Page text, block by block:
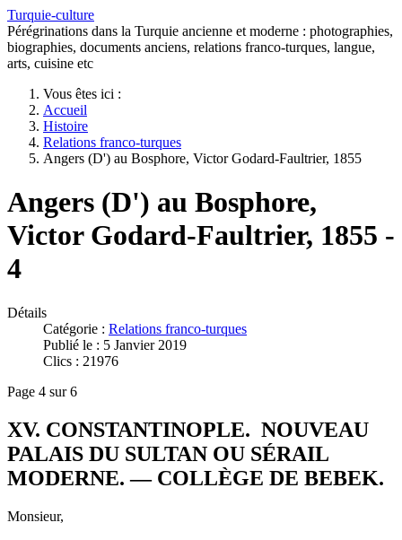
Turquie-culture
Pérégrinations dans la Turquie ancienne et moderne : photographies,
biographies, documents anciens, relations franco-turques, langue,
arts, cuisine etc
Vous êtes ici :
Accueil
Histoire
Relations franco-turques
Angers (D') au Bosphore, Victor Godard-Faultrier, 1855
Angers (D') au Bosphore,
Victor Godard-Faultrier, 1855 -
4
Détails
Catégorie : Relations franco-turques
Publié le : 5 Janvier 2019
Clics : 21976
Page 4 sur 6
XV. CONSTANTINOPLE. NOUVEAU
PALAIS DU SULTAN OU SÉRAIL
MODERNE. — COLLÈGE DE BEBEK.
Monsieur,